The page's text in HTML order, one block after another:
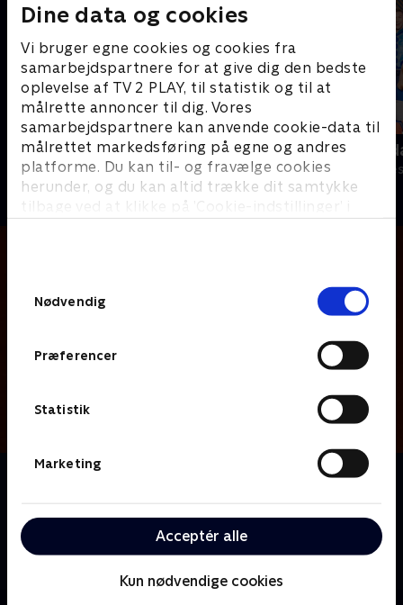
Dine data og cookies
Vi bruger egne cookies og cookies fra
samarbejdspartnere for at give dig den bedste
oplevelse af TV 2 PLAY, til statistik og til at
målrette annoncer til dig. Vores
samarbejdspartnere kan anvende cookie-data til
målrettet markedsføring på egne og andres
platforme. Du kan til- og fravælge cookies
herunder, og du kan altid trække dit samtykke
tilbage ved at klikke på ’Cookie-indstillinger’ i
Nødvendig
Præferencer
Statistik
Marketing
Acceptér alle
Kun nødvendige cookies
Mordene i Marlow
Krimi & Spænding • 2 sæsoner
Robssons
Komedie • 1
tager på en mission til nutiden for at finde og
udrydde kilden til en dødbringende sygdom, der i